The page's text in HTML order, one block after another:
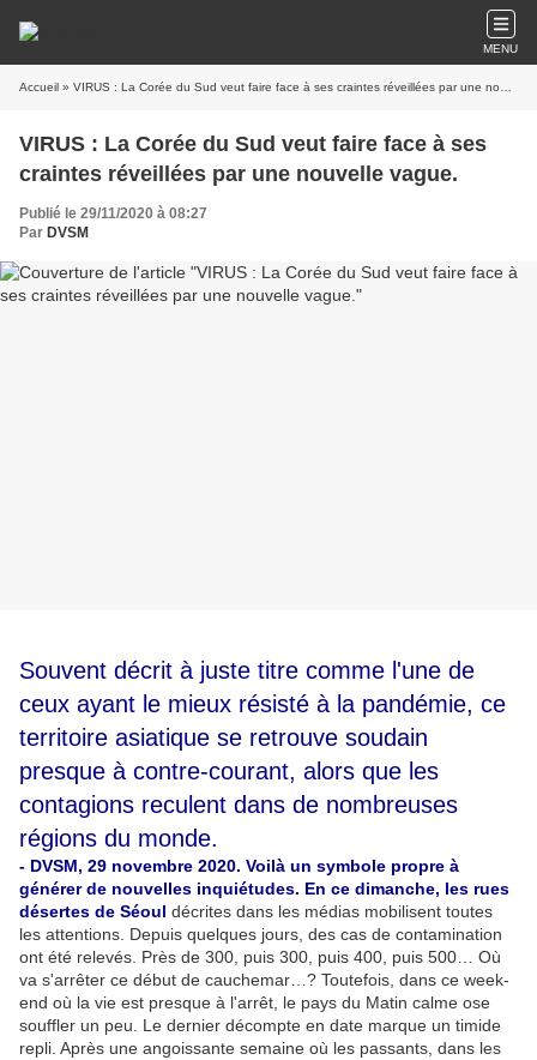
MENU
Accueil » VIRUS : La Corée du Sud veut faire face à ses craintes réveillées par une nouvelle vague.
VIRUS : La Corée du Sud veut faire face à ses
craintes réveillées par une nouvelle vague.
Publié le 29/11/2020 à 08:27
Par DVSM
Souvent décrit à juste titre comme l'une de
ceux ayant le mieux résisté à la pandémie, ce
territoire asiatique se retrouve soudain
presque à contre-courant, alors que les
contagions reculent dans de nombreuses
régions du monde.
- DVSM, 29 novembre 2020. Voilà un symbole propre à
générer de nouvelles inquiétudes. En ce dimanche, les rues
désertes de Séoul décrites dans les médias mobilisent toutes
les attentions. Depuis quelques jours, des cas de contamination
ont été relevés. Près de 300, puis 300, puis 400, puis 500… Où
va s'arrêter ce début de cauchemar…? Toutefois, dans ce week-
end où la vie est presque à l'arrêt, le pays du Matin calme ose
souffler un peu. Le dernier décompte en date marque un timide
repli. Après une angoissante semaine où les passants, dans les